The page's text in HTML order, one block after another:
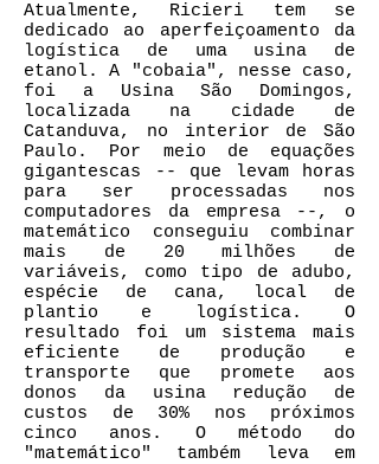
Atualmente, Ricieri tem se
dedicado ao aperfeiçoamento da
logística de uma usina de
etanol. A "cobaia", nesse caso,
foi a Usina São Domingos,
localizada na cidade de
Catanduva, no interior de São
Paulo. Por meio de equações
gigantescas -- que levam horas
para ser processadas nos
computadores da empresa --, o
matemático conseguiu combinar
mais de 20 milhões de
variáveis, como tipo de adubo,
espécie de cana, local de
plantio e logística. O
resultado foi um sistema mais
eficiente de produção e
transporte que promete aos
donos da usina redução de
custos de 30% nos próximos
cinco anos. O método do
"matemático" também leva em